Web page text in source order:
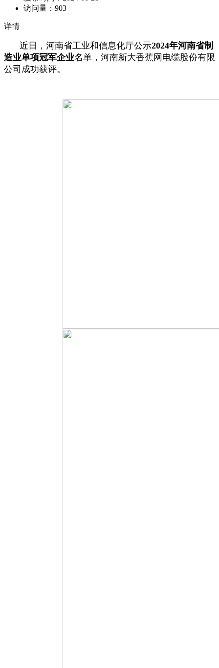
访问量： 903
详情
近日，河南省工业和信息化厅公示2024年河南省制
造业单项冠军企业名单，河南新大香蕉网电缆股份有限
公司成功获评。